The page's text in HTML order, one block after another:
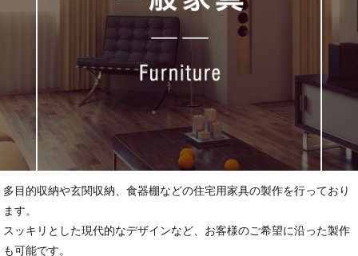
多目的収納や玄関収納、食器棚などの住宅用家具の製作を行っており
ます。
スッキリとした現代的なデザインなど、お客様のご希望に沿った製作
も可能です。